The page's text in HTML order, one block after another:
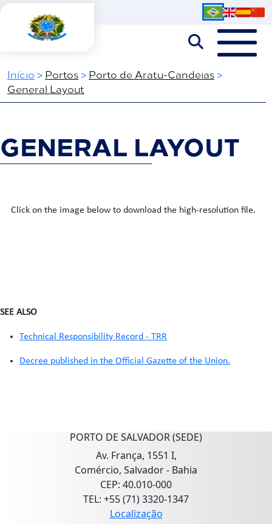
Início > Portos> Porto de Aratu-Candeias>
General Layout
GENERAL LAYOUT
Click on the image below to download the high-resolution file.
SEE ALSO
Technical Responsibility Record - TRR
Decree published in the Official Gazette of the Union.
PORTO DE SALVADOR (SEDE)
Av. França, 1551 I,
Comércio, Salvador - Bahia
CEP: 40.010-000
TEL: +55 (71) 3320-1347
Localização